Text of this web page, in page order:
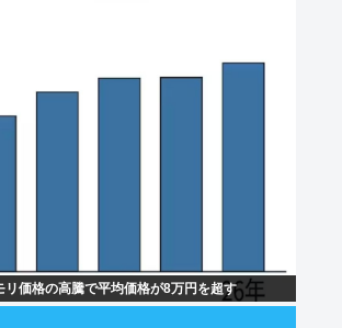
リ価格の高騰で平均価格が8万円を超す